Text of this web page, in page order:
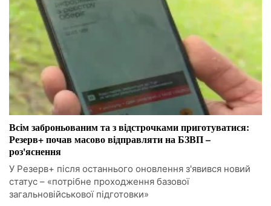
Всім заброньованим та з відстрочками приготуватися:
Резерв+ почав масово відправляти на БЗВП –
роз'яснення
У Резерв+ після останнього оновлення з'явився новий
статус – «потрібне проходження базової
загальновійськової підготовки»